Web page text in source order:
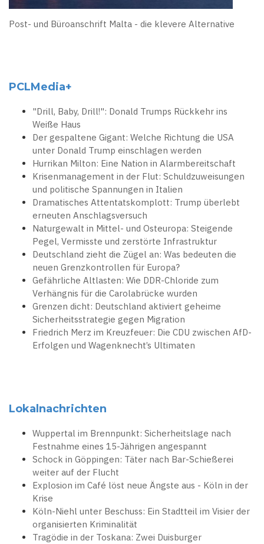
Post- und Büroanschrift Malta - die klevere Alternative
PCLMedia+
"Drill, Baby, Drill!": Donald Trumps Rückkehr ins
Weiße Haus
Der gespaltene Gigant: Welche Richtung die USA
unter Donald Trump einschlagen werden
Hurrikan Milton: Eine Nation in Alarmbereitschaft
Krisenmanagement in der Flut: Schuldzuweisungen
und politische Spannungen in Italien
Dramatisches Attentatskomplott: Trump überlebt
erneuten Anschlagsversuch
Naturgewalt in Mittel- und Osteuropa: Steigende
Pegel, Vermisste und zerstörte Infrastruktur
Deutschland zieht die Zügel an: Was bedeuten die
neuen Grenzkontrollen für Europa?
Gefährliche Altlasten: Wie DDR-Chloride zum
Verhängnis für die Carolabrücke wurden
Grenzen dicht: Deutschland aktiviert geheime
Sicherheitsstrategie gegen Migration
Friedrich Merz im Kreuzfeuer: Die CDU zwischen AfD-
Erfolgen und Wagenknecht’s Ultimaten
Lokalnachrichten
Wuppertal im Brennpunkt: Sicherheitslage nach
Festnahme eines 15-Jährigen angespannt
Schock in Göppingen: Täter nach Bar-Schießerei
weiter auf der Flucht
Explosion im Café löst neue Ängste aus - Köln in der
Krise
Köln-Niehl unter Beschuss: Ein Stadtteil im Visier der
organisierten Kriminalität
Tragödie in der Toskana: Zwei Duisburger